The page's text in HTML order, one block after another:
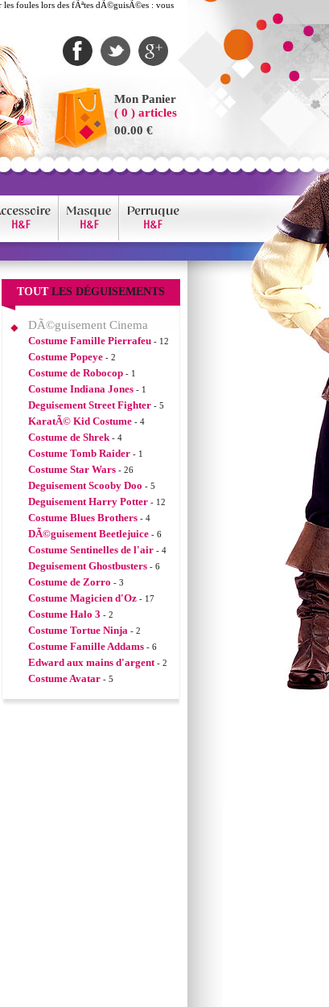
foules lors des fÃªtes dÃ©guisÃ©es : vous
Mon Panier
( 0 ) articles
00.00 €
TOUT LES DÉGUISEMENTS
DÃ©guisement Cinema
Costume Famille Pierrafeu - 12
Costume Popeye - 2
Costume de Robocop - 1
Costume Indiana Jones - 1
Deguisement Street Fighter - 5
KaratÃ© Kid Costume - 4
Costume de Shrek - 4
Costume Tomb Raider - 1
Costume Star Wars - 26
Deguisement Scooby Doo - 5
Deguisement Harry Potter - 12
Costume Blues Brothers - 4
DÃ©guisement Beetlejuice - 6
Costume Sentinelles de l'air - 4
Deguisement Ghostbusters - 6
Costume de Zorro - 3
Costume Magicien d'Oz - 17
Costume Halo 3 - 2
Costume Tortue Ninja - 2
Costume Famille Addams - 6
Edward aux mains d'argent - 2
Costume Avatar - 5